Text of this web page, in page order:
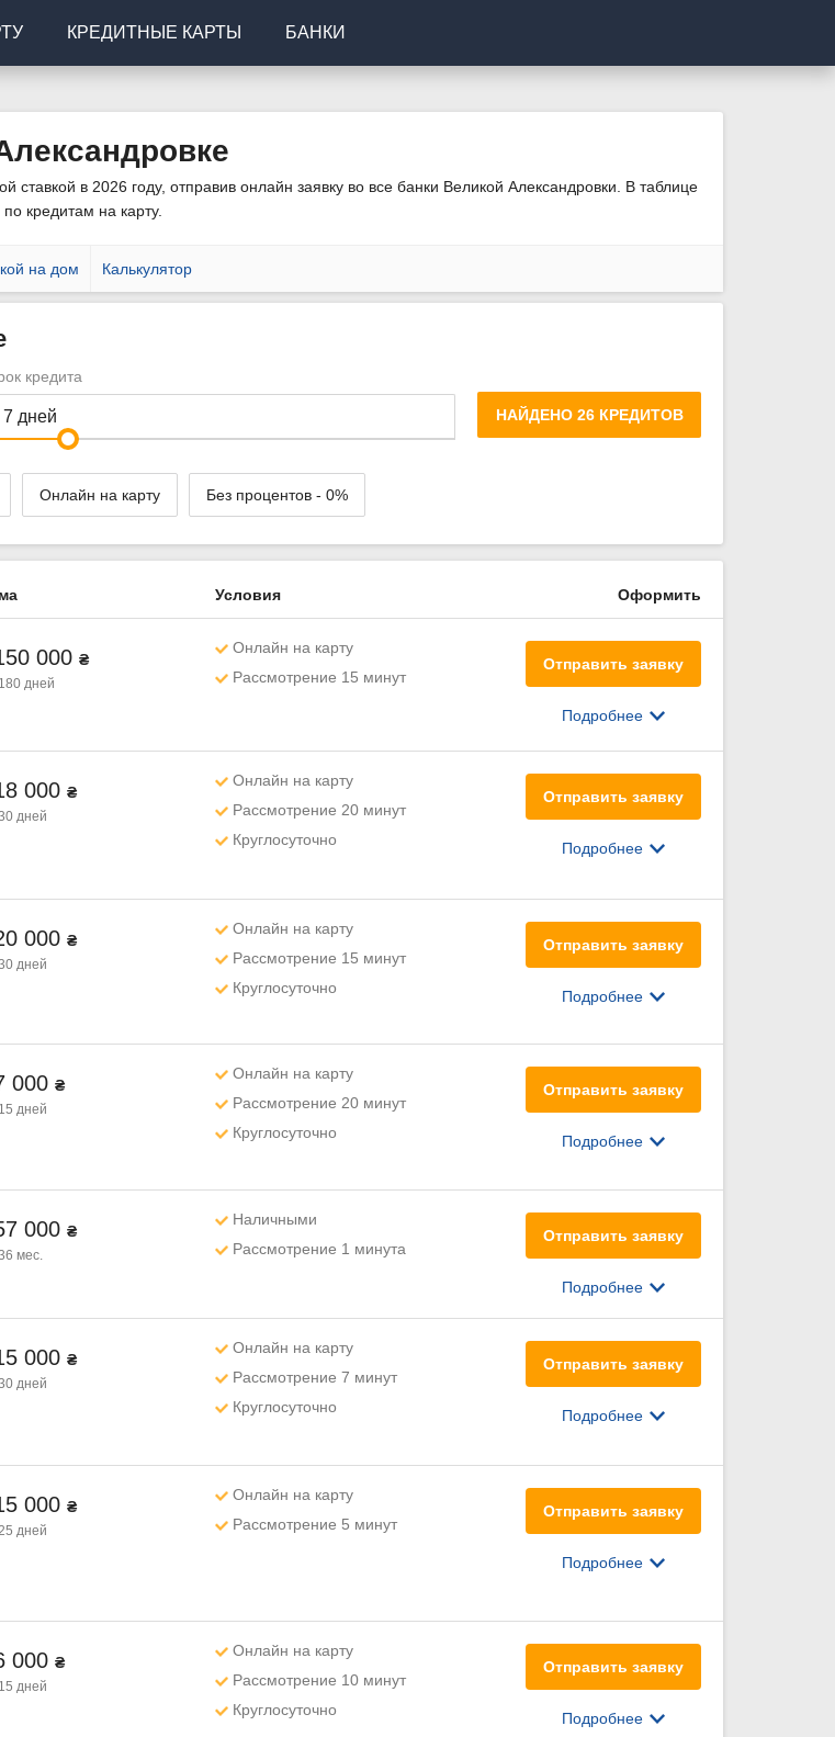
КРЕДИТНЫЕ КАРТЫ БАНКИ
в 2026 году, отправив онлайн заявку во все банки Великой Александровки. В таблице
кредитам на карту.
на дом Калькулятор
кредита
Онлайн на карту Без процентов - 0%
НАЙДЕНО 26 КРЕДИТОВ
Условия Оформить
000 ₴
дней
Онлайн на карту
Рассмотрение 15 минут
Отправить заявку
Подробнее
000 ₴
дней
Онлайн на карту
Рассмотрение 20 минут
Круглосуточно
Отправить заявку
Подробнее
000 ₴
дней
Онлайн на карту
Рассмотрение 15 минут
Круглосуточно
Отправить заявку
Подробнее
000 ₴
дней
Онлайн на карту
Рассмотрение 20 минут
Круглосуточно
Отправить заявку
Подробнее
000 ₴
мес.
Наличными
Рассмотрение 1 минута
Отправить заявку
Подробнее
000 ₴
дней
Онлайн на карту
Рассмотрение 7 минут
Круглосуточно
Отправить заявку
Подробнее
000 ₴
дней
Онлайн на карту
Рассмотрение 5 минут
Отправить заявку
Подробнее
000 ₴
дней
Онлайн на карту
Рассмотрение 10 минут
Круглосуточно
Отправить заявку
Подробнее